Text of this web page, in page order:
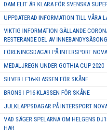
DAM ELIT ÄR KLARA FÖR SVENSKA
UPPDATERAD INFORMATION TILL VÅRA
VIKTIG INFORMATION GÄLLANDE
RESTERANDE DEL AV
FÖRENINGSDAGAR PÅ INTERSPORT
MEDALJREGN UNDER GOTHIA CUP 2020
SILVER I F16-KLASSEN FÖR SKÅNE
BRONS I P16-KLASSEN FÖR SKÅNE
JULKLAPPSDAGAR PÅ INTERSPORT
VAD SÄGER SPELARNA OM HELGENS
HÄR